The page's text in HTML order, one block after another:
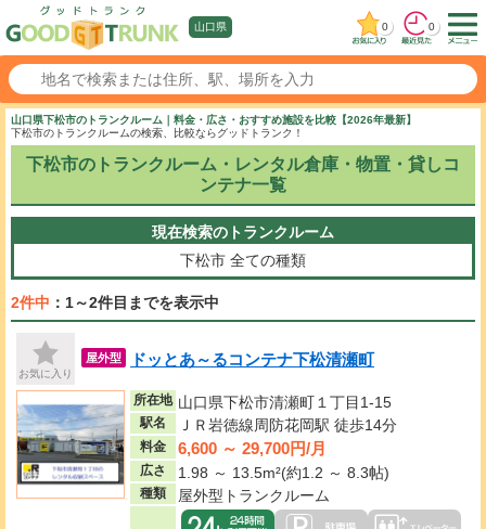
山口県 0 0
山口県下松市のトランクルーム｜料金・広さ・おすすめ施設を比較【2026年最新】
下松市のトランクルームの検索、比較ならグッドトランク！
下松市のトランクルーム・レンタル倉庫・物置・貸しコ
ンテナ一覧
現在検索のトランクルーム
下松市 全ての種類
2件中 ：1～2件目までを表示中
お気に入り
屋外型 ドッとあ～るコンテナ下松清瀬町
所在地 山口県下松市清瀬町１丁目1-15
駅名 ＪＲ岩徳線周防花岡駅 徒歩14分
料金 6,600 ～ 29,700円/月
広さ 1.98 ～ 13.5m²(約1.2 ～ 8.3帖)
種類 屋外型トランクルーム